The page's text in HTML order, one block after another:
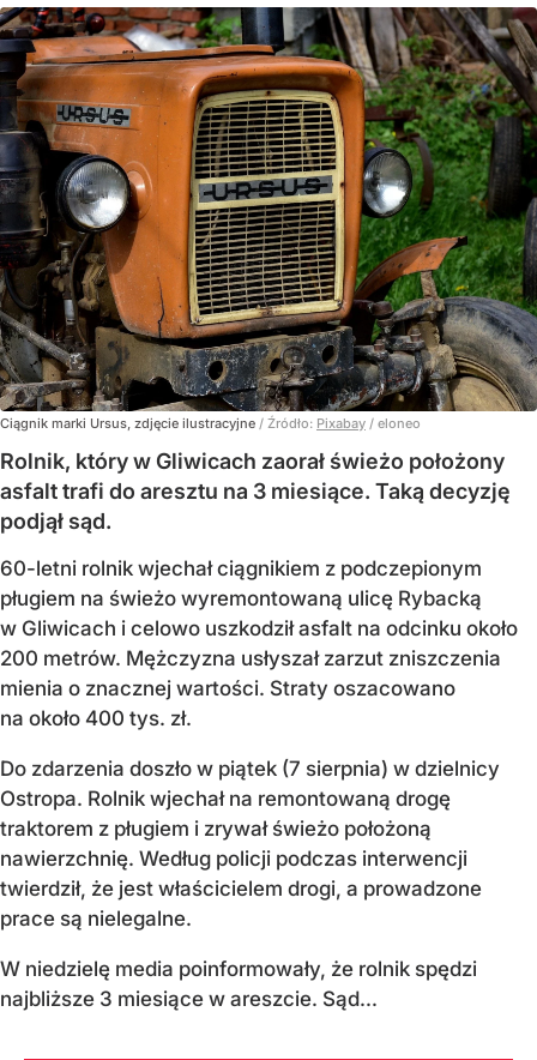
Ciągnik marki Ursus, zdjęcie ilustracyjne / Źródło: Pixabay / eloneo
Rolnik, który w Gliwicach zaorał świeżo położony
asfalt trafi do aresztu na 3 miesiące. Taką decyzję
podjął sąd.
60-letni rolnik wjechał ciągnikiem z podczepionym
pługiem na świeżo wyremontowaną ulicę Rybacką
w Gliwicach i celowo uszkodził asfalt na odcinku około
200 metrów. Mężczyzna usłyszał zarzut zniszczenia
mienia o znacznej wartości. Straty oszacowano
na około 400 tys. zł.
Do zdarzenia doszło w piątek (7 sierpnia) w dzielnicy
Ostropa. Rolnik wjechał na remontowaną drogę
traktorem z pługiem i zrywał świeżo położoną
nawierzchnię. Według policji podczas interwencji
twierdził, że jest właścicielem drogi, a prowadzone
prace są nielegalne.
W niedzielę media poinformowały, że rolnik spędzi
najbliższe 3 miesiące w areszcie. Sąd...